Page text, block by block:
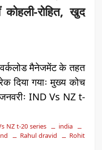
रोहित, खुद
मैनेजमेंट के तहत
दिया गयाः मुख्य कोच
IND Vs NZ t-
NZ t-20 series
india
Rahul dravid
Rohit